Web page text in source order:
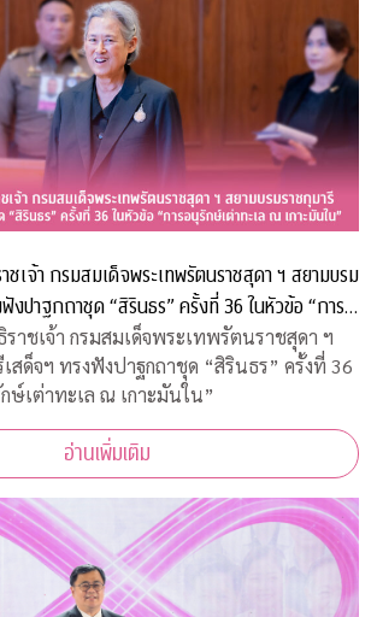
ชเจ้า กรมสมเด็จพระเทพรัตนราชสุดา ฯ สยามบรม
งปาฐกถาชุด “สิรินธร” ครั้งที่ 36 ในหัวข้อ “การ
ะมันใน”
าชเจ้า กรมสมเด็จพระเทพรัตนราชสุดา ฯ
สด็จฯ ทรงฟังปาฐกถาชุด “สิรินธร” ครั้งที่ 36
ษ์เต่าทะเล ณ เกาะมันใน”
อ่านเพิ่มเติม